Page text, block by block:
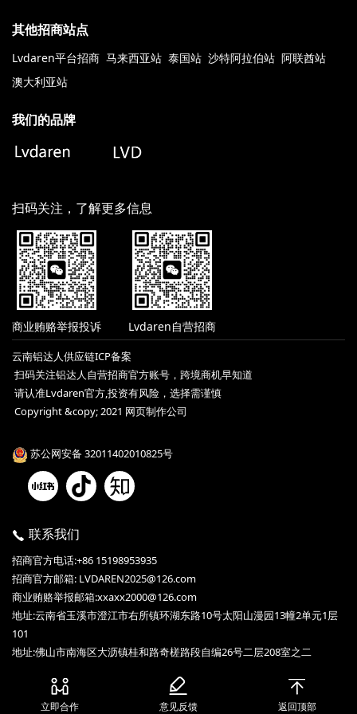
其他招商站点
Lvdaren平台招商 马来西亚站 泰国站 沙特阿拉伯站 阿联酋站
澳大利亚站
我们的品牌
扫码关注，了解更多信息
商业贿赂举报投诉 Lvdaren自营招商
云南铝达人供应链ICP备案
扫码关注铝达人自营招商官方账号，跨境商机早知道
请认准Lvdaren官方,投资有风险，选择需谨慎
Copyright &copy; 2021 网页制作公司
苏公网安备 32011402010825号
联系我们
招商官方电话:+86 15198953935
招商官方邮箱: LVDAREN2025@126.com
商业贿赂举报邮箱:xxaxx2000@126.com
地址:云南省玉溪市澄江市右所镇环湖东路10号太阳山漫园13幢2单元1层
101
地址:佛山市南海区大沥镇桂和路奇槎路段自编26号二层208室之二
立即合作 意见反馈 返回顶部